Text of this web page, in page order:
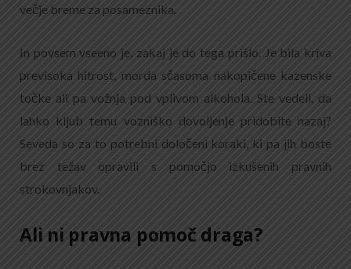
večje breme za posameznika.
In povsem vseeno je, zakaj je do tega prišlo. Je bila kriva
previsoka hitrost, morda sčasoma nakopičene kazenske
točke ali pa vožnja pod vplivom alkohola. Ste vedeli, da
lahko kljub temu vozniško dovoljenje pridobite nazaj?
Seveda so za to potrebni določeni koraki, ki pa jih boste
brez težav opravili s pomočjo izkušenih pravnih
strokovnjakov.
Ali ni pravna pomoč draga?